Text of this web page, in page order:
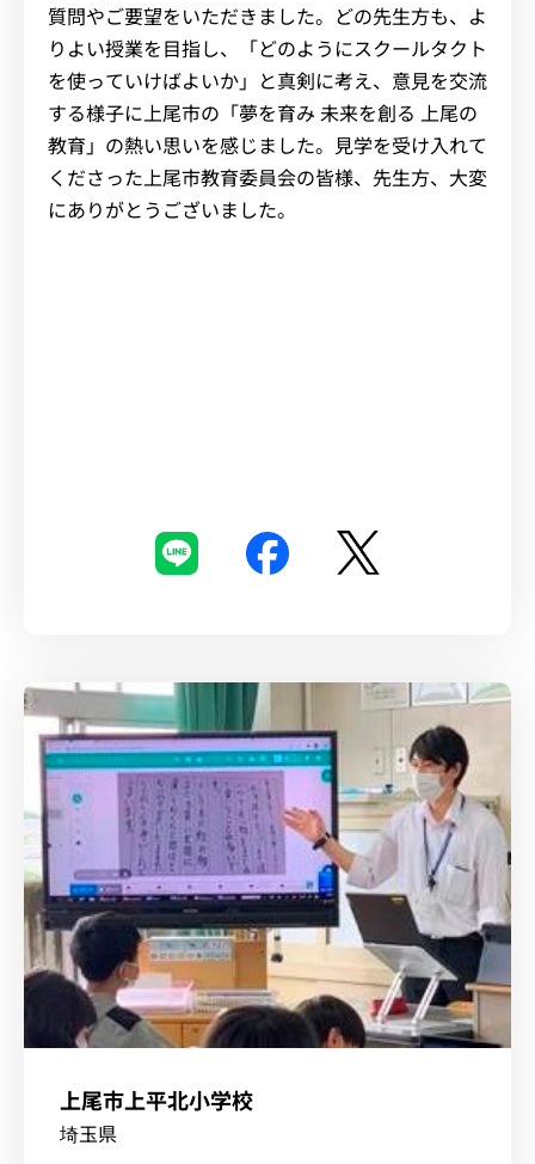
質問やご要望をいただきました。どの先生方も、よ
りよい授業を目指し、「どのようにスクールタクト
を使っていけばよいか」と真剣に考え、意見を交流
する様子に上尾市の「夢を育み 未来を創る 上尾の
教育」の熱い思いを感じました。見学を受け入れて
くださった上尾市教育委員会の皆様、先生方、大変
にありがとうございました。
上尾市上平北小学校
埼玉県